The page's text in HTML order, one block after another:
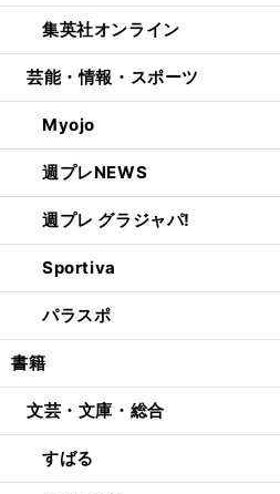
集英社オンライン
芸能・情報・スポーツ
Myojo
週プレNEWS
週プレ グラジャパ!
Sportiva
パラスポ
書籍
文芸・文庫・総合
すばる